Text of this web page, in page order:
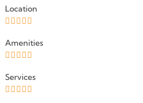
Location
Amenities
Services